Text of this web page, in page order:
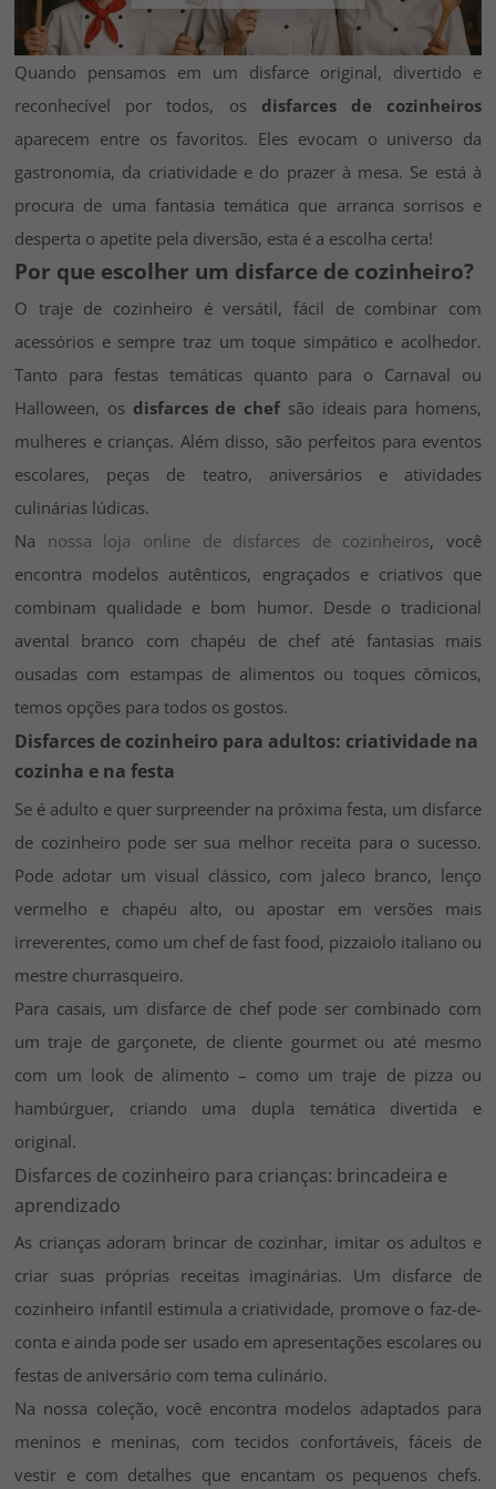
Vá em frente! Estávamos esperando por você.
CRIAR CONTA
Quando pensamos em um disfarce original, divertido e
reconhecível por todos, os disfarces de cozinheiros
aparecem entre os favoritos. Eles evocam o universo da
gastronomia, da criatividade e do prazer à mesa. Se está à
procura de uma fantasia temática que arranca sorrisos e
desperta o apetite pela diversão, esta é a escolha certa!
Por que escolher um disfarce de cozinheiro?
O traje de cozinheiro é versátil, fácil de combinar com
acessórios e sempre traz um toque simpático e acolhedor.
Tanto para festas temáticas quanto para o Carnaval ou
Halloween, os disfarces de chef são ideais para homens,
mulheres e crianças. Além disso, são perfeitos para eventos
escolares, peças de teatro, aniversários e atividades
culinárias lúdicas.
Na nossa loja online de disfarces de cozinheiros, você
encontra modelos autênticos, engraçados e criativos que
combinam qualidade e bom humor. Desde o tradicional
avental branco com chapéu de chef até fantasias mais
ousadas com estampas de alimentos ou toques cômicos,
temos opções para todos os gostos.
Disfarces de cozinheiro para adultos: criatividade na
cozinha e na festa
Se é adulto e quer surpreender na próxima festa, um disfarce
de cozinheiro pode ser sua melhor receita para o sucesso.
Pode adotar um visual clássico, com jaleco branco, lenço
vermelho e chapéu alto, ou apostar em versões mais
irreverentes, como um chef de fast food, pizzaiolo italiano ou
mestre churrasqueiro.
Para casais, um disfarce de chef pode ser combinado com
um traje de garçonete, de cliente gourmet ou até mesmo
com um look de alimento – como um traje de pizza ou
hambúrguer, criando uma dupla temática divertida e
original.
Disfarces de cozinheiro para crianças: brincadeira e
aprendizado
As crianças adoram brincar de cozinhar, imitar os adultos e
criar suas próprias receitas imaginárias. Um disfarce de
cozinheiro infantil estimula a criatividade, promove o faz-de-
conta e ainda pode ser usado em apresentações escolares ou
festas de aniversário com tema culinário.
Na nossa coleção, você encontra modelos adaptados para
meninos e meninas, com tecidos confortáveis, fáceis de
vestir e com detalhes que encantam os pequenos chefs.